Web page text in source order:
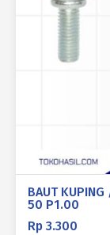
BAUT
50 P1.00
Rp 3.300